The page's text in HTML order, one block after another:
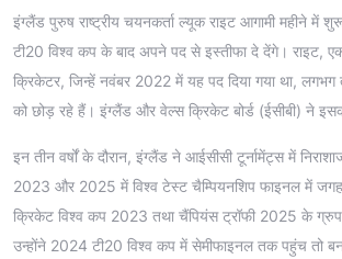
इंग्लैंड पुरुष राष्ट्रीय चयनकर्ता ल्यूक राइट आगामी महीने में
टी20 विश्व कप के बाद अपने पद से इस्तीफा दे देंगे। राइट, एक
क्रिकेटर, जिन्हें नवंबर 2022 में यह पद दिया गया था, लगभग
को छोड़ रहे हैं। इंग्लैंड और वेल्स क्रिकेट बोर्ड (ईसीबी) ने
इन तीन वर्षों के दौरान, इंग्लैंड ने आईसीसी टूर्नामेंट्स में
2023 और 2025 में विश्व टेस्ट चैम्पियनशिप फाइनल में
क्रिकेट विश्व कप 2023 तथा चैंपियंस ट्रॉफी 2025 के ग्रुप
उन्होंने 2024 टी20 विश्व कप में सेमीफाइनल तक पहुंच तो